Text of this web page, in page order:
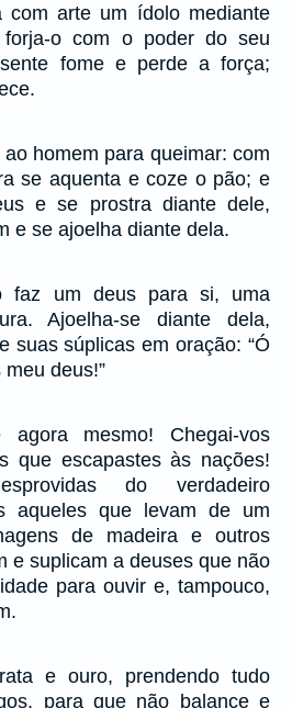
com arte um ídolo mediante
forja-o com o poder do seu
fome e perde a força;
homem para queimar: com
se aquenta e coze o pão; e
e se prostra diante dele,
e se ajoelha diante dela.
faz um deus para si, uma
Ajoelha-se diante dela,
suas súplicas em oração: “Ó
deus!”
agora mesmo! Chegai-vos
que escapastes às nações!
do verdadeiro
aqueles que levam de um
de madeira e outros
e suplicam a deuses que não
para ouvir e, tampouco,
e ouro, prendendo tudo
para que não balance e